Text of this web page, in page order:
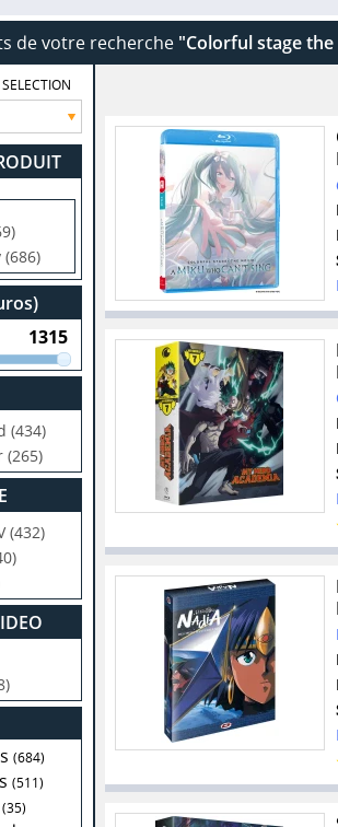
de votre recherche "Colorful stage
(686)
(434)
(265)
(432)
(684)
(511)
(35)